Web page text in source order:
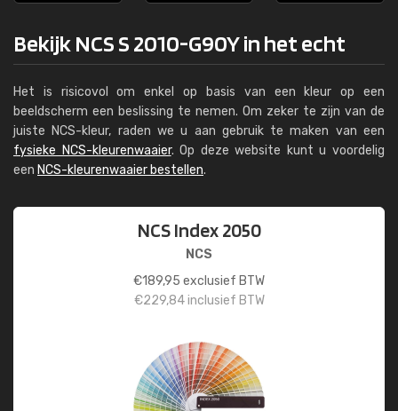
Bekijk NCS S 2010-G90Y in het echt
Het is risicovol om enkel op basis van een kleur op een
beeldscherm een beslissing te nemen. Om zeker te zijn van de
juiste NCS-kleur, raden we u aan gebruik te maken van een
fysieke NCS-kleurenwaaier. Op deze website kunt u voordelig
een NCS-kleurenwaaier bestellen.
NCS Index 2050
NCS
€189,95 exclusief BTW
€229,84inclusief BTW